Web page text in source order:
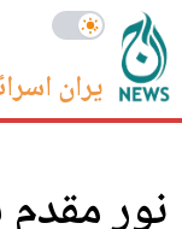
ایران
نور